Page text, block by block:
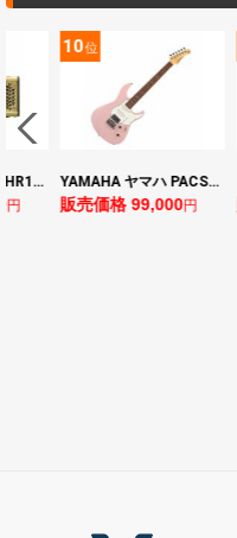
YAMAHA ヤマハ PACS+12 ASP Pacifica Standard Plus パシフィカスタンダードプラス エレキギター
円
11位
JOYO ジョーヨー BA-30 VIBE CUBE BLK 30W 小型ベースアンプ Bluetooth+OTGオーディオI/F搭載
販売価格 14,500円